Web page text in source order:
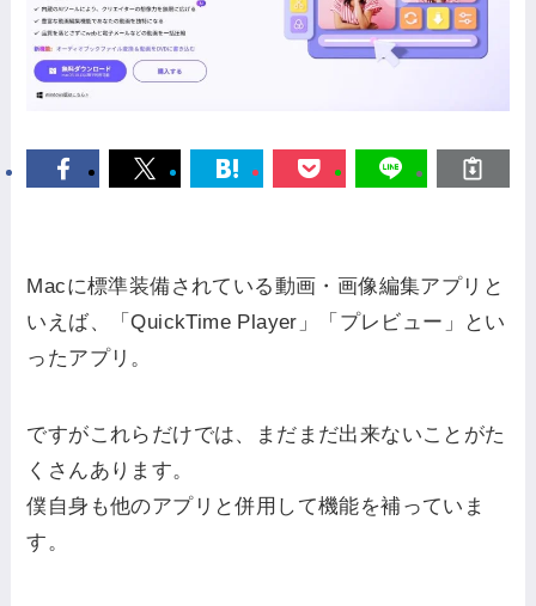
Macに標準装備されている動画・画像編集アプリと
いえば、「QuickTime Player」「プレビュー」とい
ったアプリ。
ですがこれらだけでは、まだまだ出来ないことがた
くさんあります。
僕自身も他のアプリと併用して機能を補っていま
す。